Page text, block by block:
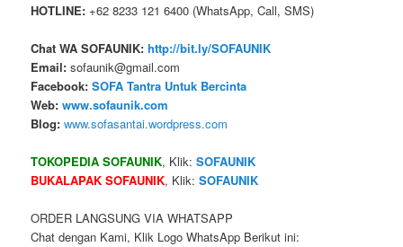
HOTLINE: +62 8233 121 6400 (WhatsApp, Call, SMS)
Chat WA SOFAUNIK: http://bit.ly/SOFAUNIK
Email: sofaunik@gmail.com
Facebook:SOFA Tantra Untuk Bercinta
Web: www.sofaunik.com
Blog: www.sofasantai.wordpress.com
TOKOPEDIA SOFAUNIK, Klik:SOFAUNIK
BUKALAPAK SOFAUNIK, Klik:SOFAUNIK
ORDER LANGSUNG VIA WHATSAPP
Chat dengan Kami, Klik Logo WhatsApp Berikut ini: